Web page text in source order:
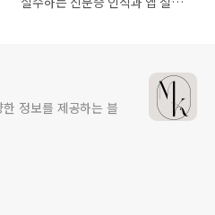
정보를 제공하는 블